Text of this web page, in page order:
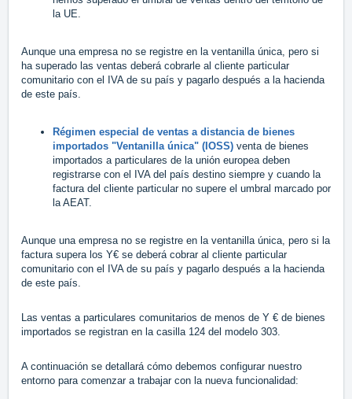
la UE.
Aunque una empresa no se registre en la ventanilla única, pero si
ha superado las ventas deberá cobrarle al cliente particular
comunitario con el IVA de su país y pagarlo después a la hacienda
de este país.
Régimen especial de ventas a distancia de bienes
importados "Ventanilla única" (IOSS) venta de bienes
importados a particulares de la unión europea deben
registrarse con el IVA del país destino siempre y cuando la
factura del cliente particular no supere el umbral marcado por
la AEAT.
Aunque una empresa no se registre en la ventanilla única, pero si la
factura supera los Y€ se deberá cobrar al cliente particular
comunitario con el IVA de su país y pagarlo después a la hacienda
de este país.
Las ventas a particulares comunitarios de menos de Y € de bienes
importados se registran en la casilla 124 del modelo 303.
A continuación se detallará cómo debemos configurar nuestro
entorno para comenzar a trabajar con la nueva funcionalidad: